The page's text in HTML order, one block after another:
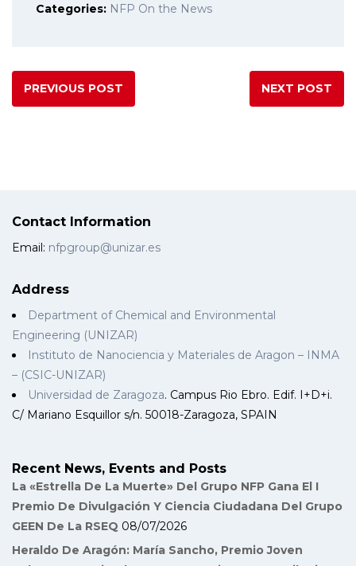
Categories: NFP On the News
PREVIOUS POST NEXT POST
Contact Information
Email: nfpgroup@unizar.es
Address
Department of Chemical and Environmental
Engineering (UNIZAR)
Instituto de Nanociencia y Materiales de Aragon – INMA
– (CSIC-UNIZAR)
Universidad de Zaragoza. Campus Rio Ebro. Edif. I+D+i.
C/ Mariano Esquillor s/n. 50018-Zaragoza, SPAIN
Recent News, Events and Posts
La «Estrella De La Muerte» Del Grupo NFP Gana El I
Premio De Divulgación Y Ciencia Ciudadana Del Grupo
GEEN De La RSEQ 08/07/2026
Heraldo De Aragón: María Sancho, Premio Joven